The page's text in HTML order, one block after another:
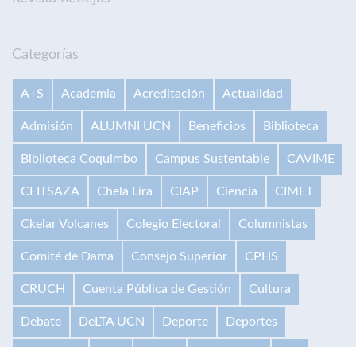
Categorías
A+S Academia Acreditación Actualidad
Admisión ALUMNI UCN Beneficios Biblioteca
Biblioteca Coquimbo Campus Sustentable CAVIME
CEITSAZA Chela Lira CIAP Ciencia CIMET
Ckelar Volcanes Colegio Electoral Columnistas
Comité de Dama Consejo Superior CPHS
CRUCH Cuenta Pública de Gestión Cultura
Debate DeLTA UCN Deporte Deportes